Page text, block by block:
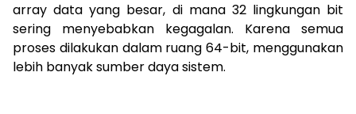
array data yang besar, di mana 32 lingkungan bit
sering menyebabkan kegagalan. Karena semua
proses dilakukan dalam ruang 64-bit, menggunakan
lebih banyak sumber daya sistem.